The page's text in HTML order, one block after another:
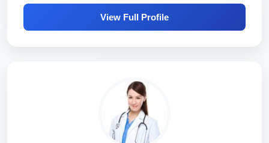
View Full Profile